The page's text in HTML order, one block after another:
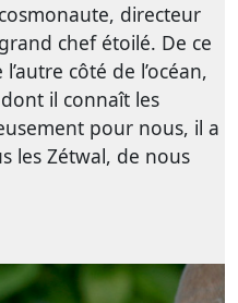
directeur
chef étoilé. De ce
côté de l’océan,
il connaît les
pour nous, il a
les Zétwal, de nous